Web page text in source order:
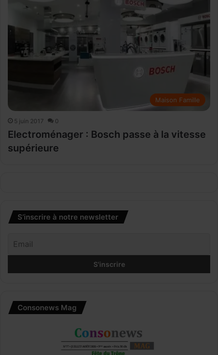
Maison Famille
5 juin 2017 0
Electroménager : Bosch passe à la vitesse
supérieure
S’inscrire à notre newsletter
Consonews Mag